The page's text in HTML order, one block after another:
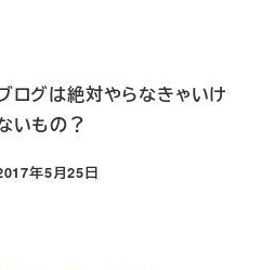
ログは絶対やらなきゃいけ
いもの？
稿日
年5月25日